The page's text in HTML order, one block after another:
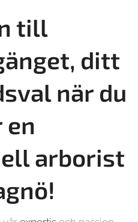
till
ditt
när du
en
arborist